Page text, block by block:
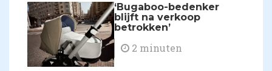
‘Bugaboo-bedenker
blijft na verkoop
betrokken’
2 minuten